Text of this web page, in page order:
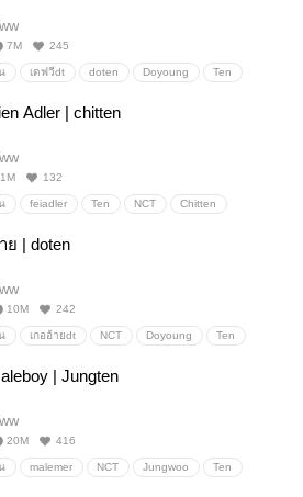
7M 245
เดฟวีdt doten Doyoung Ten
Adler | chitten
1M 132
feiadler Ten NCT Chitten
ย | doten
10M 242
เกออ้ายdt NCT Doyoung Ten
| Jungten
20M 416
malemer NCT Jungwoo Ten